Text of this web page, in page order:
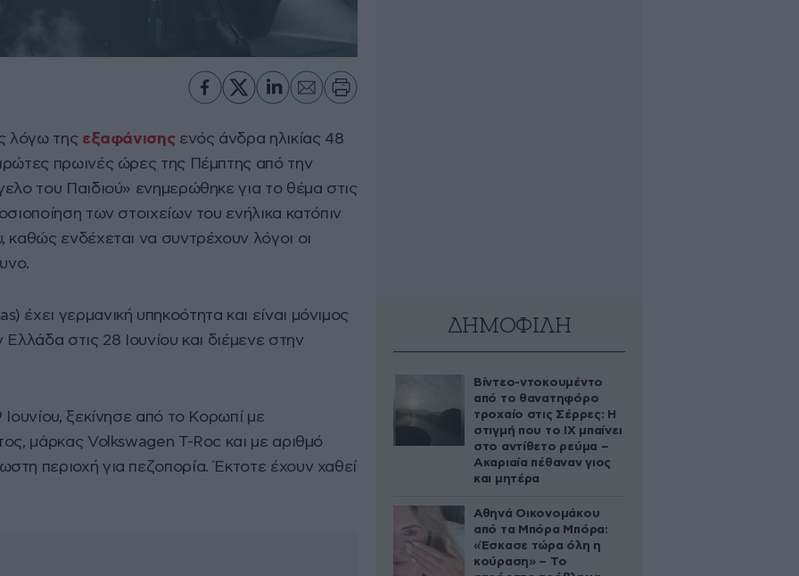
λόγω της εξαφάνισηςενός άνδρα ηλικίας 48
πρωινές ώρες της Πέμπτης από την
του Παιδιού» ενημερώθηκε για το θέμα στις
των στοιχείων του ενήλικα κατόπιν
ενδέχεται να συντρέχουν λόγοι οι
γερμανική υπηκοότητα και είναι μόνιμος
στις 28 Ιουνίου και διέμενε στην
ξεκίνησε από το Κορωπί με
μάρκας Volkswagen T-Roc και με αριθμό
περιοχή για πεζοπορία. Έκτοτε έχουν χαθεί
ΔΗΜΟΦΙΛΗ
Βίντεο-ντοκουμέντο
από το θανατηφόρο
τροχαίο στις Σέρρες: Η
στιγμή που το ΙΧ μπαίνει
στο αντίθετο ρεύμα –
Ακαριαία πέθαναν γιος
και μητέρα
Αθηνά Οικονομάκου
από τα Μπόρα Μπόρα:
«Έσκασε τώρα όλη η
κούραση» – Το